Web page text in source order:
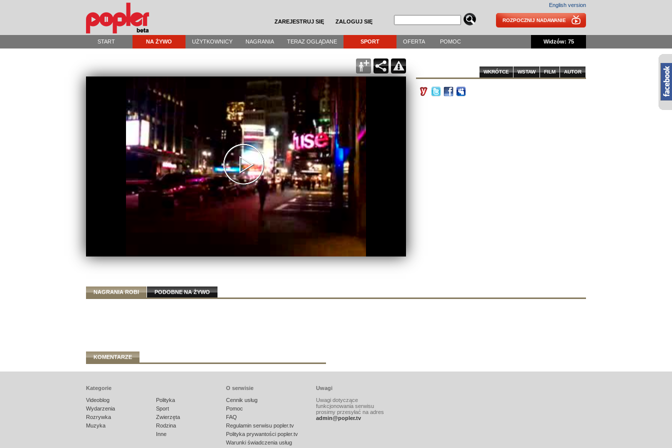
ZAREJESTRUJ SIĘ ZALOGUJ SIĘ
English version
ROZPOCZNIJ NADAWANIE
START NA ŻYWO UŻYTKOWNICY NAGRANIA TERAZ OGLĄDANE SPORT OFERTA POMOC Widzów: 75
AUTOR
FILM
WSTAW
WKRÓTCE
NAGRANIA ROBI PODOBNE NA ŻYWO
KOMENTARZE
Kategorie
Videoblog
Wydarzenia
Rozrywka
Muzyka
Polityka
Sport
Zwierzęta
Rodzina
Inne
O serwisie
Cennik usług
Pomoc
FAQ
Regulamin serwisu popler.tv
Polityka prywantości popler.tv
Warunki świadczenia usług
Uwagi
Uwagi dotyczące
funkcjonowania serwisu
prosimy przesyłać na adres
admin@popler.tv